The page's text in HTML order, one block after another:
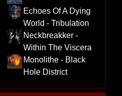
Echoes Of A Dying
World - Tribulation
Neckbreakker -
Within The Viscera
Monolithe - Black
Hole District